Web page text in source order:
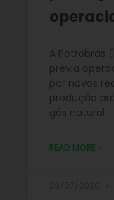
A Petrobras
prévia
por novos
produção
gás natural
READ MORE »